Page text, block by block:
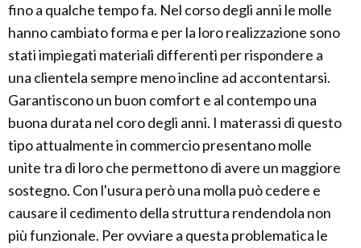
fino a qualche tempo fa. Nel corso degli anni le molle
hanno cambiato forma e per la loro realizzazione sono
stati impiegati materiali differenti per rispondere a
una clientela sempre meno incline ad accontentarsi.
Garantiscono un buon comfort e al contempo una
buona durata nel coro degli anni. I materassi di questo
tipo attualmente in commercio presentano molle
unite tra di loro che permettono di avere un maggiore
sostegno. Con l'usura però una molla può cedere e
causare il cedimento della struttura rendendola non
più funzionale. Per ovviare a questa problematica le